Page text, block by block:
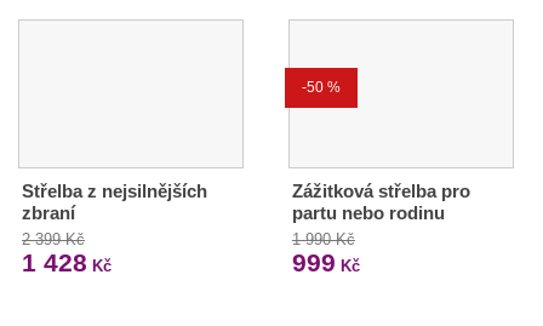
Střelba z nejsilnějších
zbraní
2 399 Kč
1 428 Kč
-50 %
Zážitková střelba pro
partu nebo rodinu
1 990 Kč
999 Kč